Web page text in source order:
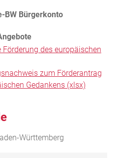
des europäischen
zum Förderantrag
Gedankens (xlsx)
Württemberg